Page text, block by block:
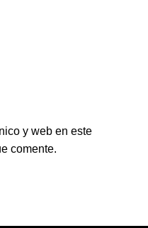
y web en este
comente.